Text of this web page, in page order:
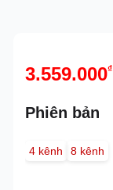
3.559.000₫
Phiên bản
4 kênh 8 kênh